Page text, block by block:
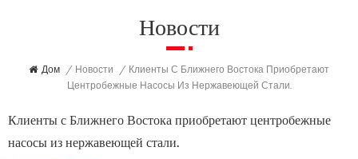
Новости
Дом / Новости / Клиенты С Ближнего Востока Приобретают
Центробежные Насосы Из Нержавеющей Стали.
Клиенты с Ближнего Востока приобретают центробежные
насосы из нержавеющей стали.